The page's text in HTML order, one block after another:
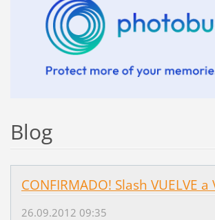
Blog
CONFIRMADO! Slash VUELVE
26.09.2012 09:35